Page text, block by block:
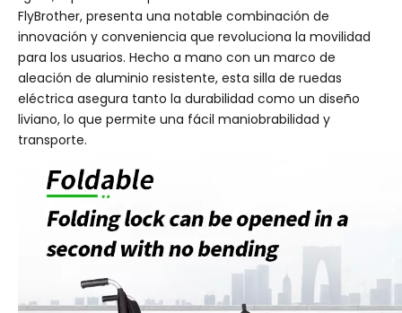
FlyBrother, presenta una notable combinación de
innovación y conveniencia que revoluciona la movilidad
para los usuarios. Hecho a mano con un marco de
aleación de aluminio resistente, esta silla de ruedas
eléctrica asegura tanto la durabilidad como un diseño
liviano, lo que permite una fácil maniobrabilidad y
transporte.